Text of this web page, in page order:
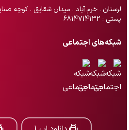
پستی : 6814714132
شبکه‌های اجتماعی